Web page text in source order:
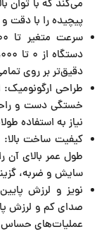
پیچیده را با دقت
دقیق‌تر بر روی
طراحی
خستگی دست و
نیاز به استفاده
کیفیت ساخت
طول عمر بالای آن
سایش و ضربه،
نویز و لرزش
صدای کم و لرزش
عملیات‌های